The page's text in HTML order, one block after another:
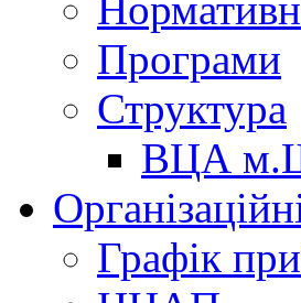
Програми
Структура
ВЦА
Графік